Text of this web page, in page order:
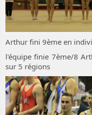
Arthur fini 9ème en
l'équipe finie 7ème/8
sur 5 régions